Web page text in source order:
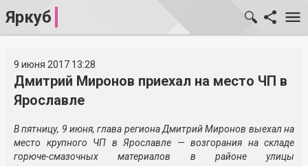
Яркуб
9 июня 2017 13:28
Дмитрий Миронов приехал на место ЧП в
Ярославле
В пятницу, 9 июня, глава региона Дмитрий Миронов выехал на
место крупного ЧП в Ярославле — возгорания на складе
горюче-смазочных материалов в районе улицы